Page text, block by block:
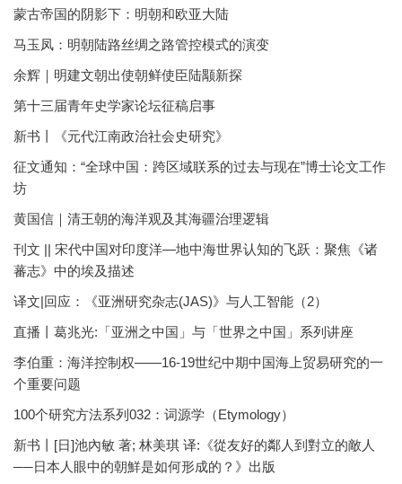
蒙古帝国的阴影下：明朝和欧亚大陆
马玉凤：明朝陆路丝绸之路管控模式的演变
余辉｜明建文朝出使朝鲜使臣陆颙新探
第十三届青年史学家论坛征稿启事
新书丨《元代江南政治社会史研究》
征文通知：“全球中国：跨区域联系的过去与现在”博士论文工作
坊
黄国信｜清王朝的海洋观及其海疆治理逻辑
刊文 || 宋代中国对印度洋—地中海世界认知的飞跃：聚焦《诸
蕃志》中的埃及描述
译文|回应：《亚洲研究杂志(JAS)》与人工智能（2）
直播丨葛兆光:「亚洲之中国」与「世界之中国」系列讲座
李伯重：海洋控制权——16-19世纪中期中国海上贸易研究的一
个重要问题
100个研究方法系列032：词源学（Etymology）
新书丨[日]池內敏 著; 林美琪 译:《從友好的鄰人到對立的敵人
──日本人眼中的朝鮮是如何形成的？》出版